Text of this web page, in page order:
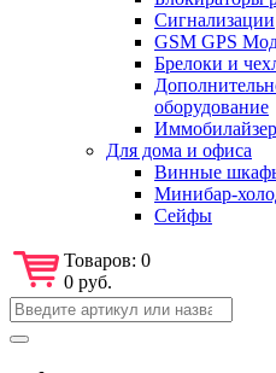
Сигнализации
GSM GPS
Брелоки и
оборудование
Для дома и офиса
Винные
Минибар-
Сейфы
Товаров: 0
0 руб.